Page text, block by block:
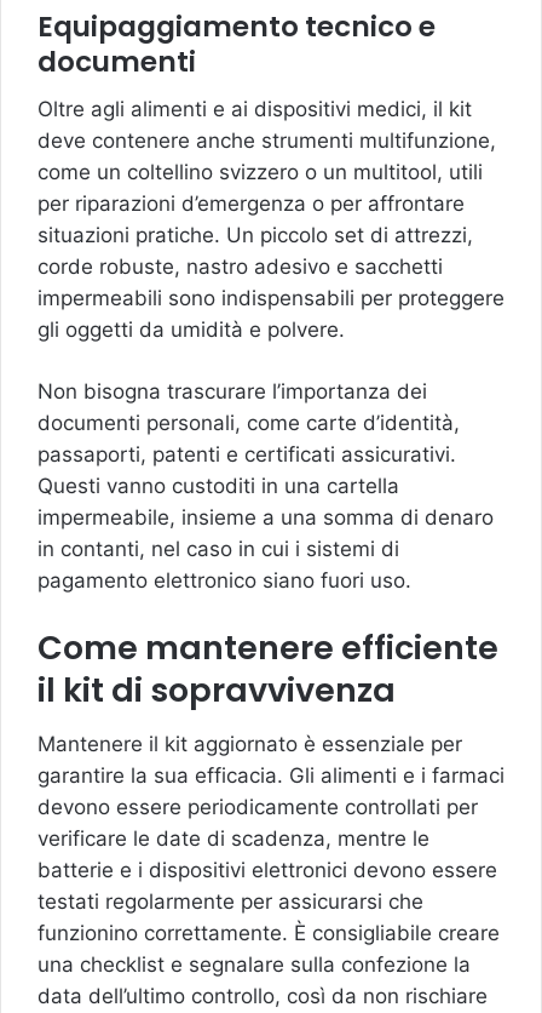
Equipaggiamento tecnico e
documenti
Oltre agli alimenti e ai dispositivi medici, il kit
deve contenere anche strumenti multifunzione,
come un coltellino svizzero o un multitool, utili
per riparazioni d’emergenza o per affrontare
situazioni pratiche. Un piccolo set di attrezzi,
corde robuste, nastro adesivo e sacchetti
impermeabili sono indispensabili per proteggere
gli oggetti da umidità e polvere.
Non bisogna trascurare l’importanza dei
documenti personali, come carte d’identità,
passaporti, patenti e certificati assicurativi.
Questi vanno custoditi in una cartella
impermeabile, insieme a una somma di denaro
in contanti, nel caso in cui i sistemi di
pagamento elettronico siano fuori uso.
Come mantenere efficiente
il kit di sopravvivenza
Mantenere il kit aggiornato è essenziale per
garantire la sua efficacia. Gli alimenti e i farmaci
devono essere periodicamente controllati per
verificare le date di scadenza, mentre le
batterie e i dispositivi elettronici devono essere
testati regolarmente per assicurarsi che
funzionino correttamente. È consigliabile creare
una checklist e segnalare sulla confezione la
data dell’ultimo controllo, così da non rischiare